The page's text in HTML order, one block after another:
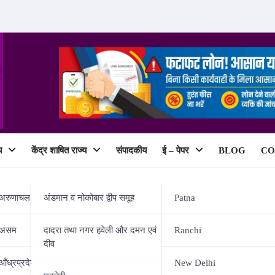
प्रदेश
केंद्र शाषित राज्य
अंडमान व नोकोबार द्वीप समूह
दादरा तथा नगर हवेली और दमन एवं
दीव
संपादकीय ई – पेपर
Patna
Ranchi
New Delhi
BLOG
का नया इंडोर प्ले और फैमिली